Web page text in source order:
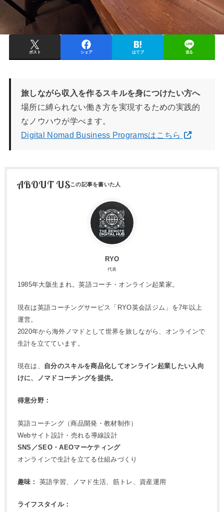
ポスト シェア はてブ 送る
旅しながら収入を作るスキルを身につけたい方へ
場所に縛られない働き方を実現するための実践的
なノウハウが学べます。
Digital Nomad Business Programsはこちら
ABOUT US
RYO
代表
1985年大阪生まれ。英語コーチ・オンライン起業家。
現在は英語コーチングサービス「RYO英会話ジム」を7年以上
運営。
2020年から海外ノマドとして世界を旅しながら、オンラインで
生計を立てています。
現在は、 自分のスキルを商品化してオンライン起業したい人向
けに、ノマドコーチングを提供。
得意分野：
英語コーチング（商品開発・教材制作）
Webサイト設計・売れる導線設計
SNS／SEO・AEOマーケティング
オンラインで生計を立てる仕組みづくり
趣味： 英語学習、ノマド生活、筋トレ、資産運用
ライフスタイル：